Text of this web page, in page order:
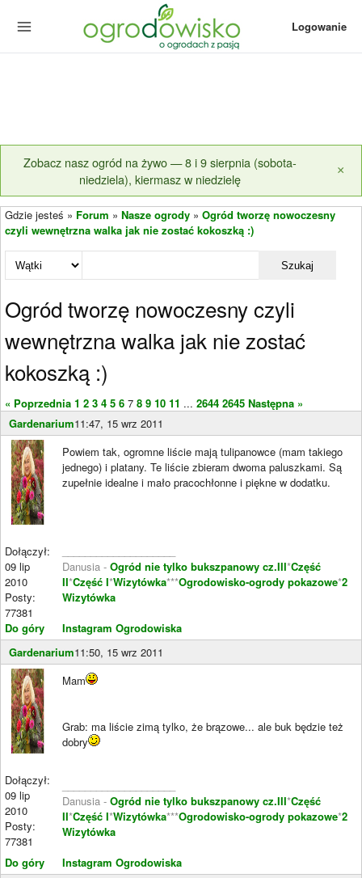
Logowanie
Zobacz nasz ogród na żywo — 8 i 9 sierpnia (sobota-
niedziela), kiermasz w niedzielę
×
Gdzie jesteś » Forum » Nasze ogrody » Ogród tworzę nowoczesny
czyli wewnętrzna walka jak nie zostać kokoszką :)
Szukaj
Ogród tworzę nowoczesny czyli
wewnętrzna walka jak nie zostać
kokoszką :)
« Poprzednia 1 2 3 4 5 6 7 8 9 10 11 ... 2644 2645 Następna »
Gardenarium11:47, 15 wrz 2011
Dołączył:
09 lip
2010
Posty:
77381
Do góry
Powiem tak, ogromne liście mają tulipanowce (mam takiego
jednego) i platany. Te liście zbieram dwoma paluszkami. Są
zupełnie idealne i mało pracochłonne i piękne w dodatku.
Danusia - Ogród nie tylko bukszpanowy cz.III*Część
II*Część I*Wizytówka***Ogrodowisko-ogrody pokazowe*2
Wizytówka
Instagram Ogrodowiska
Gardenarium11:50, 15 wrz 2011
Dołączył:
09 lip
2010
Posty:
77381
Do góry
Mam
Grab: ma liście zimą tylko, że brązowe... ale buk będzie też
dobry
Danusia - Ogród nie tylko bukszpanowy cz.III*Część
II*Część I*Wizytówka***Ogrodowisko-ogrody pokazowe*2
Wizytówka
Instagram Ogrodowiska